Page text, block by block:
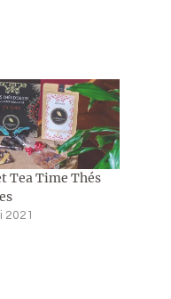
Tea Time Thés
2021